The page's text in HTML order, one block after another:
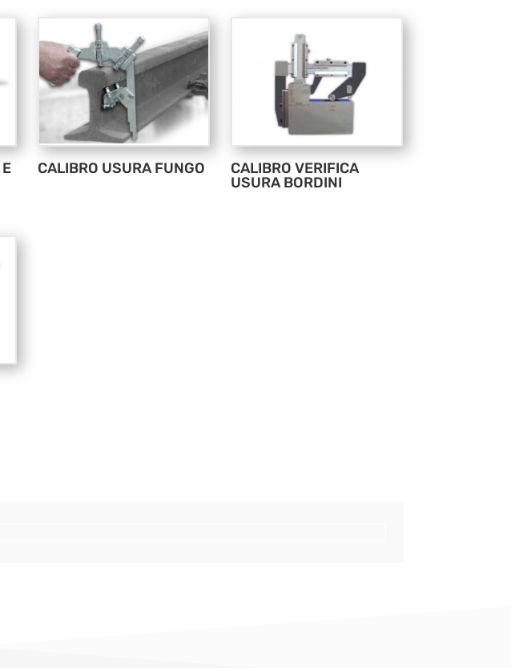
CALIBRO USURA FUNGO
CALIBRO VERIFICA
USURA BORDINI